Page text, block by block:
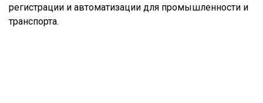
регистрации и автоматизации для промышленности и
транспорта.